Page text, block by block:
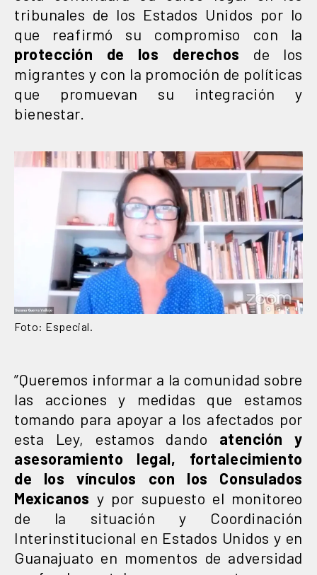
tribunales de los Estados Unidos por lo
que reafirmó su compromiso con la
protección de los derechos de los
migrantes y con la promoción de políticas
que promuevan su integración y
bienestar.
Foto: Especial.
”Queremos informar a la comunidad sobre
las acciones y medidas que estamos
tomando para apoyar a los afectados por
esta Ley, estamos dando atención y
asesoramiento legal, fortalecimiento
de los vínculos
con los Consulados
Mexicanos y por supuesto el monitoreo
de la situación y Coordinación
Interinstitucional en Estados Unidos y en
Guanajuato en momentos de adversidad